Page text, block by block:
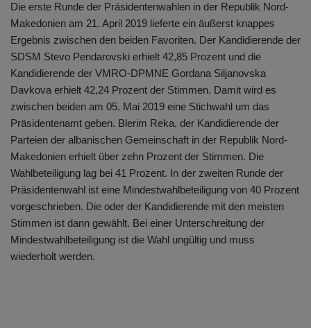
Die erste Runde der Präsidentenwahlen in der Republik Nord-
Makedonien am 21. April 2019 lieferte ein äußerst knappes
Ergebnis zwischen den beiden Favoriten. Der Kandidierende der
SDSM Stevo Pendarovski erhielt 42,85 Prozent und die
Kandidierende der VMRO-DPMNE Gordana Siljanovska
Davkova erhielt 42,24 Prozent der Stimmen. Damit wird es
zwischen beiden am 05. Mai 2019 eine Stichwahl um das
Präsidentenamt geben. Blerim Reka, der Kandidierende der
Parteien der albanischen Gemeinschaft in der Republik Nord-
Makedonien erhielt über zehn Prozent der Stimmen. Die
Wahlbeteiligung lag bei 41 Prozent. In der zweiten Runde der
Präsidentenwahl ist eine Mindestwahlbeteiligung von 40 Prozent
vorgeschrieben. Die oder der Kandidierende mit den meisten
Stimmen ist dann gewählt. Bei einer Unterschreitung der
Mindestwahlbeteiligung ist die Wahl ungültig und muss
wiederholt werden.